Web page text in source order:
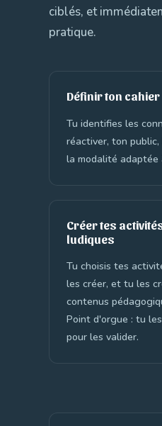
ciblés, et
pratique.
Définir ton cahier
Tu identifies les
réactiver, ton
la modalité
Créer tes
ludiques
Tu choisis tes
les créer, et tu les
contenus
Point d'orgue : tu
pour les valider.